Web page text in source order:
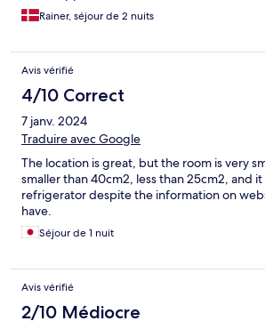
Bygningen er 37 etager høj og
dejlig - fantastisk udsigt dag og nat
Rainer, séjour de 2 nuits
Avis vérifié
4/10 Correct
7 janv. 2024
Traduire avec Google
The location is great, but the room is very
smaller than 40cm2, less than 25cm2, and it
refrigerator despite the information on
have.
Séjour de 1 nuit
Avis vérifié
2/10 Médiocre